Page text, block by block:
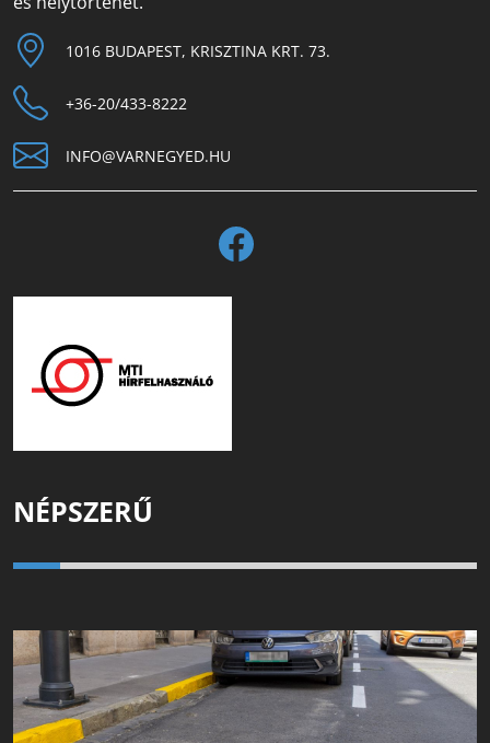
1016 BUDAPEST, KRISZTINA KRT. 73.
+36-20/433-8222
INFO@VARNEGYED.HU
NÉPSZERŰ